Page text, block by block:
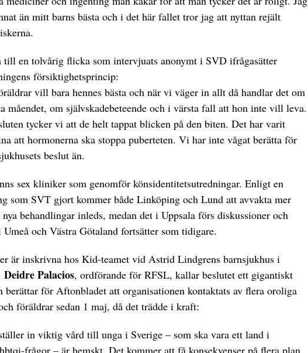
än mitt barns bästa och i det här fallet tror jag att nyttan rejält
till en tolvårig flicka som intervjuats anonymt i SVD ifrågasätter
försiktighetsprincip:
vill bara hennes bästa och när vi väger in allt då handlar det om
måendet, om självskadebeteende och i värsta fall att hon inte vill leva.
tycker vi att de helt tappat blicken på den biten. Det har varit
att hormonerna ska stoppa puberteten. Vi har inte vågat berätta för
beslut än.
sex kliniker som genomför könsidentitetsutredningar. Enligt en
som SVT gjort kommer både Linköping och Lund att avvakta mer
behandlingar inleds, medan det i Uppsala förs diskussioner och
och Västra Götaland fortsätter som tidigare.
är inskrivna hos Kid-teamet vid Astrid Lindgrens barnsjukhus i
Deidre Palacios, ordförande för RFSL, kallar beslutet ett gigantiskt
berättar för Aftonbladet att organisationen kontaktats av flera oroliga
föräldrar sedan 1 maj, då det trädde i kraft:
in viktig vård till unga i Sverige – som ska vara ett land i
frågor – är hemskt. Det kommer att få konsekvenser på flera plan